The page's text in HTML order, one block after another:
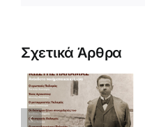
Σχετικά Άρθρα
ΚΩΣΤΗΣ
ΠΑΛΑΜΑΣ